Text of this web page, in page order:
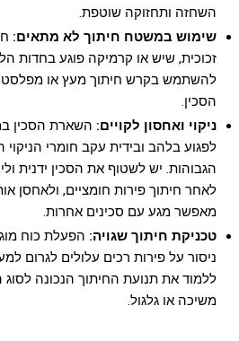
השחזה ותחזוקה שוטפת.
שימוש במשטח חיתוך לא מתאים:
זכוכית, שיש או קרמיקה פוגע בחדות
להשתמש בקרש חיתוך מעץ או
הסכין.
ניקוי ואחסון לקויים: השארת הסכין
לפגוע בלהב ובידית עקב חומרי
הגבוהות. יש לשטוף את הסכין ידנית
לאחר חיתוך פירות חומציים, ולאחסן
מאפשר מגע עם סכינים אחרות.
טכניקת חיתוך שגויה: הפעלת כוח
ניסור על פירות רכים עלולים לגרום
ללמוד את תנועת החיתוך הנכונה
משיכה או גלגול.